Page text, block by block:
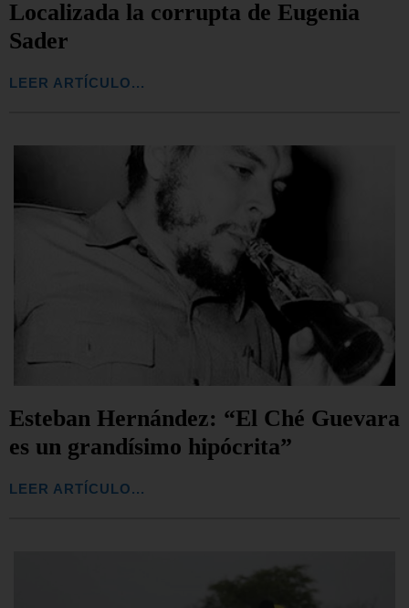
Localizada la corrupta de Eugenia
Sader
LEER ARTÍCULO...
Esteban Hernández: “El Ché Guevara
es un grandísimo hipócrita”
LEER ARTÍCULO...